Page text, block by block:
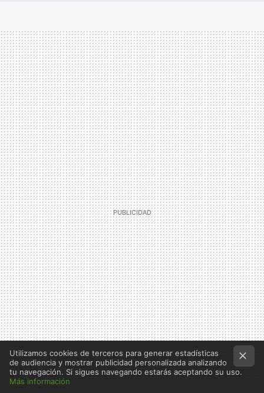
Utilizamos cookies de terceros para generar estadísticas
de audiencia y mostrar publicidad personalizada analizando
tu navegación. Si sigues navegando estarás aceptando su uso.
Más información